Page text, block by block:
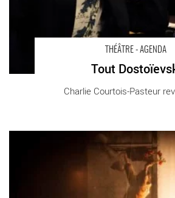
THÉÂTRE - AGENDA
Tout
Charlie Courtois-Pasteur
Festival Terra Incognita - Critique sortie